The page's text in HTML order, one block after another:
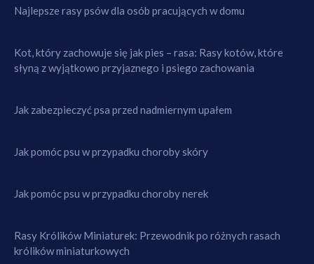
Najlepsze rasy psów dla osób pracujących w domu
Kot, który zachowuje się jak pies – rasa: Rasy kotów, które
słyną z wyjątkowo przyjaznego i psiego zachowania
Jak zabezpieczyć psa przed nadmiernym upałem
Jak pomóc psu w przypadku choroby skóry
Jak pomóc psu w przypadku choroby nerek
Rasy Królików Miniaturek: Przewodnik po różnych rasach
królików miniaturkowych